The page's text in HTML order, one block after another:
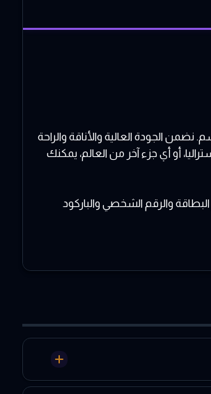
الجودة العالية والأناقة والراحة
أو أي جزء آخر من العالم، يمكنك
والرقم الشخصي والباركود